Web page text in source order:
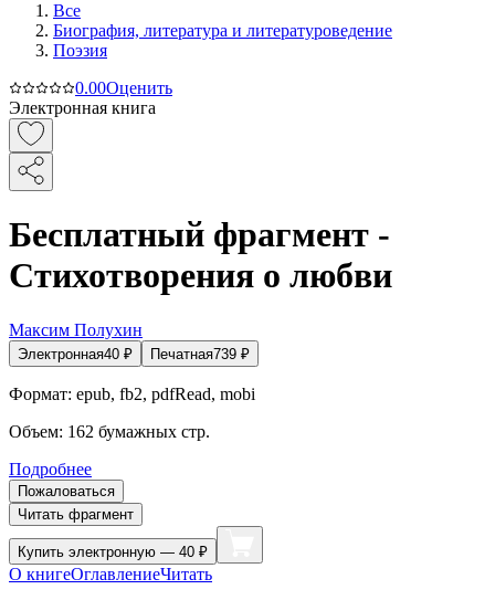
Все
Биография, литература и литературоведение
Поэзия
0.00Оценить
Электронная книга
Бесплатный фрагмент -
Стихотворения о любви
Максим Полухин
Электронная40 ₽ Печатная739 ₽
Формат: epub, fb2, pdfRead, mobi
Объем: 162 бумажных стр.
Подробнее
Пожаловаться
Читать фрагмент
Купить электронную — 40 ₽
О книгеОглавлениеЧитать